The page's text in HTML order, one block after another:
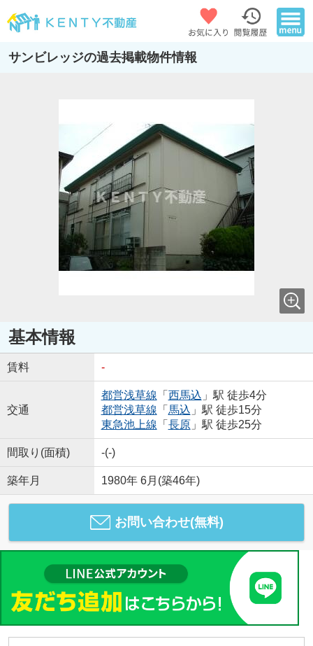
サンビレッジの過去掲載物件情報
基本情報
賃料 -
交通
都営浅草線 「 西馬込 」駅 徒歩4分
都営浅草線 「 馬込 」駅 徒歩15分
東急池上線 「 長原」駅 徒歩25分
間取り(面積) -(-)
築年月 1980年 6月(築46年)
お問い合わせ(無料)